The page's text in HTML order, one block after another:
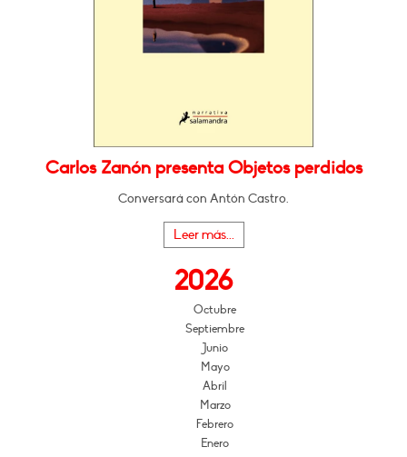
Carlos Zanón presenta Objetos perdidos
Conversará con Antón Castro.
Leer más...
2026
Octubre
Septiembre
Junio
Mayo
Abril
Marzo
Febrero
Enero